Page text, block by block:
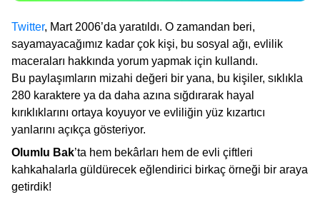
Twitter, Mart 2006’da yaratıldı. O zamandan beri,
sayamayacağımız kadar çok kişi, bu sosyal ağı, evlilik
maceraları hakkında yorum yapmak için kullandı.
Bu paylaşımların mizahi değeri bir yana, bu kişiler, sıklıkla
280 karaktere ya da daha azına sığdırarak hayal
kırıklıklarını ortaya koyuyor ve evliliğin yüz kızartıcı
yanlarını açıkça gösteriyor.
Olumlu Bak’ta hem bekârları hem de evli çiftleri
kahkahalarla güldürecek eğlendirici birkaç örneği bir araya
getirdik!